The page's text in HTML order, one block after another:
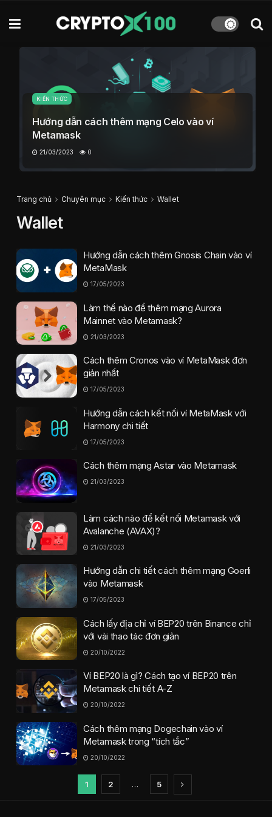
KIẾN THỨC
Hướng dẫn cách thêm mạng Celo vào ví
Metamask
21/03/2023 0
Trang chủ Chuyên mục Kiến thức Wallet
Wallet
Hướng dẫn cách thêm Gnosis Chain vào ví
MetaMask
17/05/2023
Làm thế nào để thêm mạng Aurora
Mainnet vào Metamask?
21/03/2023
Cách thêm Cronos vào ví MetaMask đơn
giản nhất
17/05/2023
Hướng dẫn cách kết nối ví MetaMask với
Harmony chi tiết
17/05/2023
Cách thêm mạng Astar vào Metamask
21/03/2023
Làm cách nào để kết nối Metamask với
Avalanche (AVAX)?
21/03/2023
Hướng dẫn chi tiết cách thêm mạng Goerli
vào Metamask
17/05/2023
Cách lấy địa chỉ ví BEP20 trên Binance chỉ
với vài thao tác đơn giản
20/10/2022
Ví BEP20 là gì? Cách tạo ví BEP20 trên
Metamask chi tiết A-Z
20/10/2022
Cách thêm mạng Dogechain vào ví
Metamask trong “tích tắc”
20/10/2022
1 2 … 5